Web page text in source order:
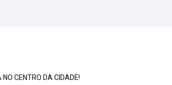
CENTRO DA CIDADE!